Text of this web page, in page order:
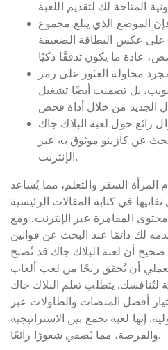
الموضع الذي يبلغ مجموع
أعلى، على عكس البطاقة الضعيفة
محاولة العثور على رمز
بل تضمنت أيضًا تشغيل
رائع حول لعبة البلاك جاك
عن كازينو موثوق به عبر
الإنترنت.
المرأة السفر والتعلم، مما يُساعد
في كتابة المقالات الرئيسية
المقامرة عبر الإنترنت. ومع
لك دائمًا عند البحث عن قوانين
صحيح أن لعبة البلاك جاك قد تُصبح
أن تُحقق ربحًا من لعب ألعاب
لتُنافسك. يتطلب تعلم البلاك جاك
أفضل المنصات والطاولات عبر
إنها لعبة تجمع بين الاستراتيجية
والفرصة، مما يُضفي شعورًا رائعًا.